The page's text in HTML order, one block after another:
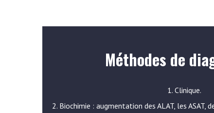
Méthodes de
1. Clinique.
2. Biochimie : augmentation des ALAT, les ASAT,